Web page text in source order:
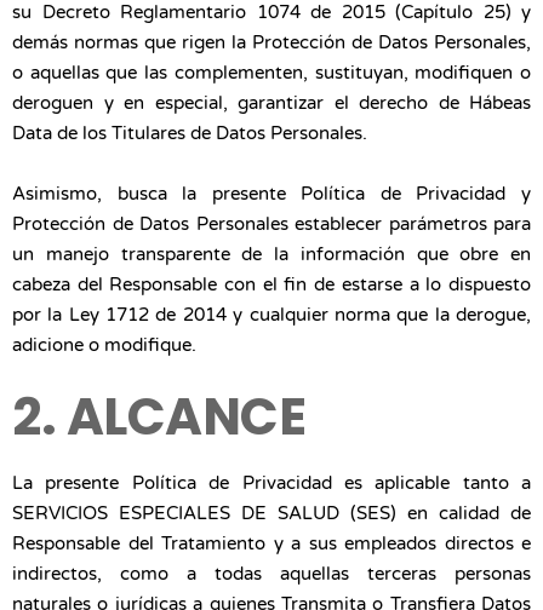
su Decreto Reglamentario 1074 de 2015 (Capítulo 25) y
demás normas que rigen la Protección de Datos Personales,
o aquellas que las complementen, sustituyan, modifiquen o
deroguen y en especial, garantizar el derecho de Hábeas
Data de los Titulares de Datos Personales.
Asimismo, busca la presente Política de Privacidad y
Protección de Datos Personales establecer parámetros para
un manejo transparente de la información que obre en
cabeza del Responsable con el fin de estarse a lo dispuesto
por la Ley 1712 de 2014 y cualquier norma que la derogue,
adicione o modifique.
2. ALCANCE
La presente Política de Privacidad es aplicable tanto a
SERVICIOS ESPECIALES DE SALUD (SES) en calidad de
Responsable del Tratamiento y a sus empleados directos e
indirectos, como a todas aquellas terceras personas
naturales o jurídicas a quienes Transmita o Transfiera Datos